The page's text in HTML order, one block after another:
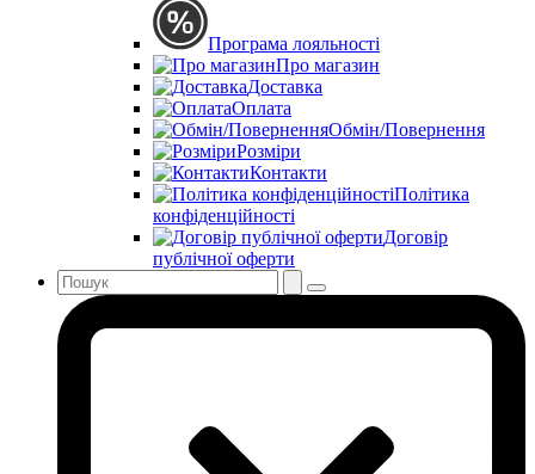
Програма лояльності
Про магазин
Доставка
Оплата
Обмін/Повернення
Розміри
Контакти
Політика
конфіденційності
Договір
публічної оферти